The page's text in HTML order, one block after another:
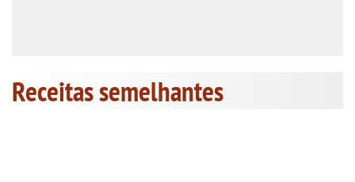
Receitas semelhantes